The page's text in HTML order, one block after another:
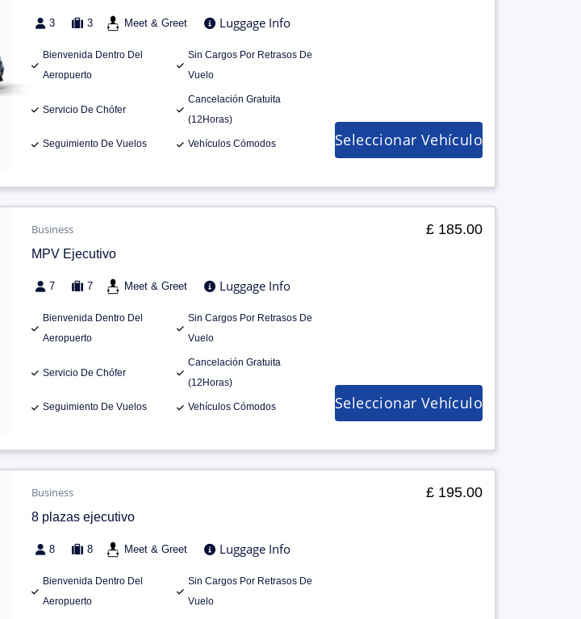
3 3 Meet & Greet Luggage Info
Bienvenida Dentro Del
Aeropuerto
Sin Cargos Por Retrasos De
Vuelo
Servicio De Chófer
Cancelación Gratuita
(12Horas)
Seguimiento De Vuelos Vehículos Cómodos Seleccionar Vehículo
Business
MPV Ejecutivo
7 7 Meet & Greet Luggage Info
Bienvenida Dentro Del
Aeropuerto
Sin Cargos Por Retrasos De
Vuelo
Servicio De Chófer
Cancelación Gratuita
(12Horas)
Seguimiento De Vuelos Vehículos Cómodos
£ 185.00
Seleccionar Vehículo
Business
8 plazas ejecutivo
8 8 Meet & Greet Luggage Info
Bienvenida Dentro Del
Aeropuerto
Sin Cargos Por Retrasos De
Vuelo
£ 195.00